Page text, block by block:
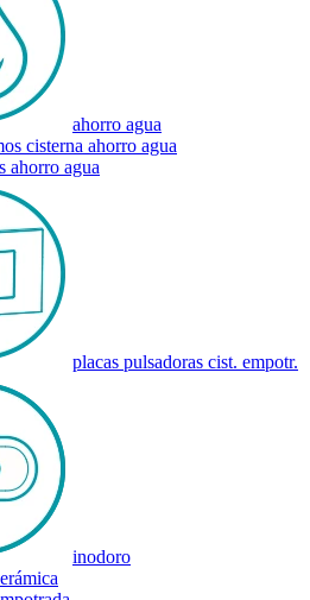
ahorro agua
cisterna ahorro agua
ahorro agua
placas pulsadoras cist. empotr.
inodoro